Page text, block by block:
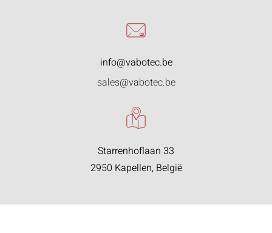
info@vabotec.be
sales@vabotec.be
Starrenhoflaan 33
2950 Kapellen, België